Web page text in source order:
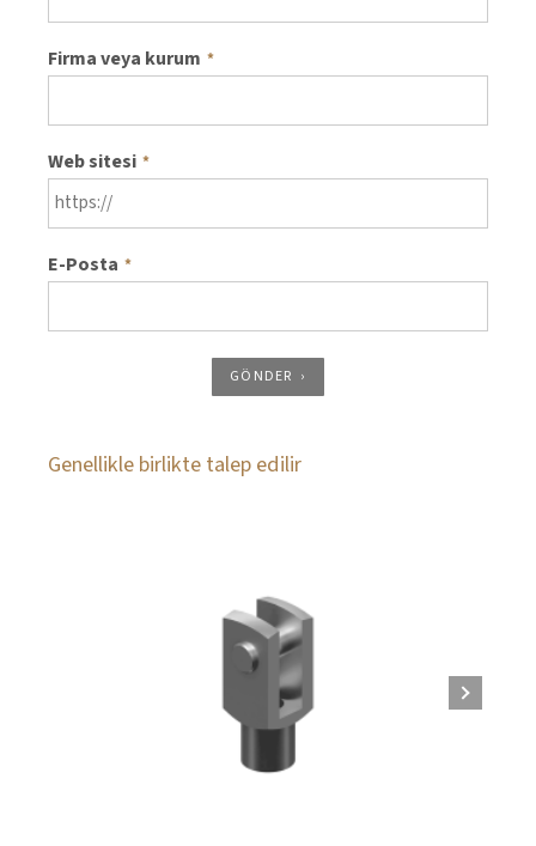
Firma veya kurum *
Web sitesi *
E-Posta *
GÖNDER
Genellikle birlikte talep edilir